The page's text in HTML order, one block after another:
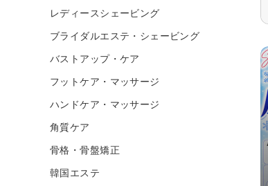
レディースシェービング
ブライダルエステ・シェービング
バストアップ・ケア
フットケア・マッサージ
ハンドケア・マッサージ
角質ケア
骨格・骨盤矯正
韓国エステ